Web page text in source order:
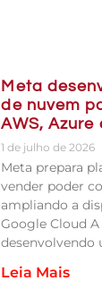
Meta
de nuvem
AWS, Azure
1 de julho de 2026
Meta prepara
vender poder
ampliando a
Google Cloud
desenvolvendo
Leia Mais